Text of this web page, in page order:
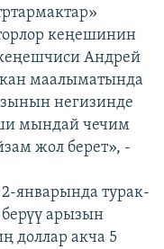
кеңешинин
Андрей
маалыматында
негизинде
мындай чечим
жол берет», -
январында турак-
арызын
доллар акча 5